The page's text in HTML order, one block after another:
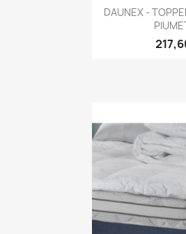

DAUNEX -